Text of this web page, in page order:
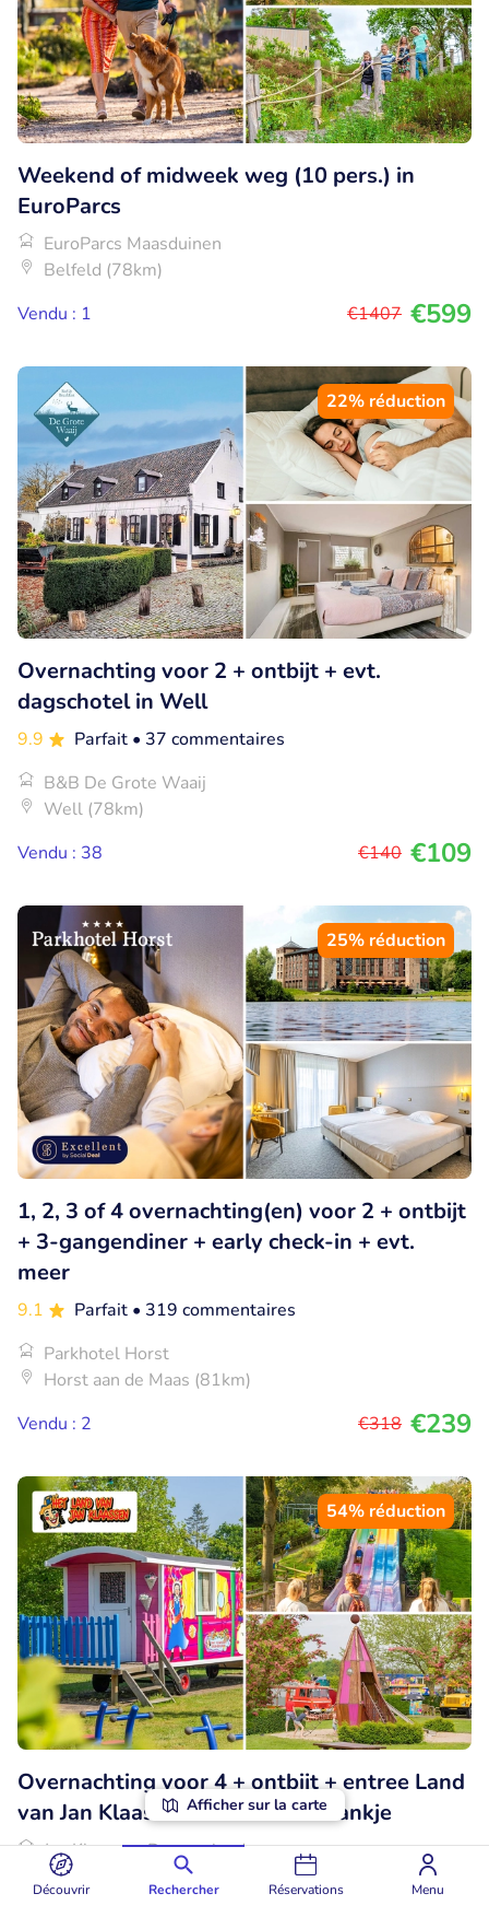
Découvrir Rechercher Réservations Menu
Afficher sur la carte
Weekend of midweek weg (10 pers.) in
EuroParcs
EuroParcs Maasduinen
Belfeld (78km)
Vendu : 1
€1407 €599
22% réduction
Overnachting voor 2 + ontbijt + evt.
dagschotel in Well
9.9 Parfait • 37 commentaires
B&B De Grote Waaij
Well (78km)
Vendu : 38
€140 €109
25% réduction
1, 2, 3 of 4 overnachting(en) voor 2 + ontbijt
+ 3-gangendiner + early check-in + evt.
meer
9.1 Parfait • 319 commentaires
Parkhotel Horst
Horst aan de Maas (81km)
Vendu : 2
€318 €239
54% réduction
Overnachting voor 4 + ontbijt + entree Land
van Jan Klaassen + welkomstdrankje
Jan Klaassen Dromenland
Braamt (83km)